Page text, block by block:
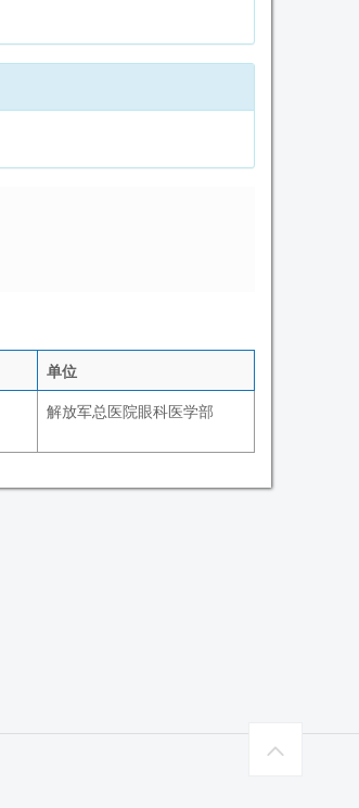
单位
解放军总医院眼科医学部